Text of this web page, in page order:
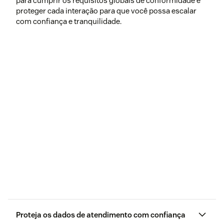
proteger cada interação para que você possa escalar
com confiança e tranquilidade.
Proteja os dados de atendimento com confiança